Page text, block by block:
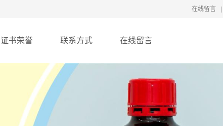
在线留言
证书荣誉 联系方式 在线留言